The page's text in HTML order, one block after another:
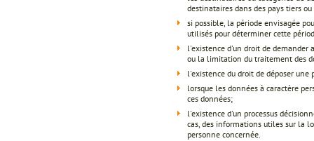
destinataires dans des pays tiers
si possible, la période envisagée
utilisés pour déterminer cette
l'existence d'un droit de demander
ou la limitation du traitement des
l'existence du droit de déposer
lorsque les données à caractère
ces données;
l'existence d'un processus
cas, des informations utiles sur la
personne concernée.